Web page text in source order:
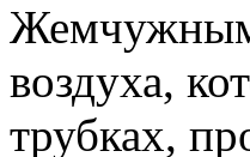
воздуха,
трубках,